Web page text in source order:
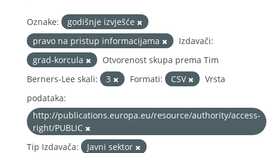
Oznake:
godišnje izvješće
pravo na pristup informacijama
Izdavači:
grad-korcula
Otvorenost skupa prema Tim
Berners-Lee skali:
3 Formati: CSV
Vrsta
podataka:
http://publications.europa.eu/resource/authority/access-
right/PUBLIC
Tip Izdavača:
Javni sektor